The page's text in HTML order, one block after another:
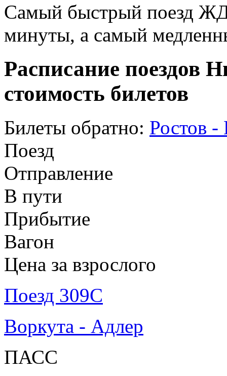
Самый быстрый поезд ЖД
минуты, а самый
Расписание поездов
стоимость билетов
Билеты обратно: Ростов
Поезд
Отправление
В пути
Прибытие
Вагон
Цена за взрослого
Поезд 309С
Воркута - Адлер
ПАСС